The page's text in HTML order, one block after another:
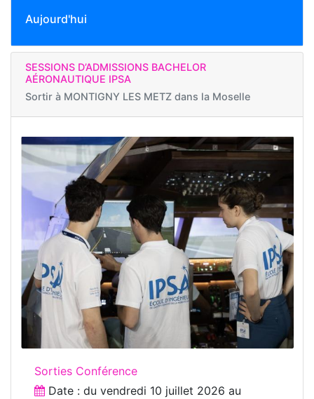
Aujourd'hui
SESSIONS D’ADMISSIONS BACHELOR
AÉRONAUTIQUE IPSA
Sortir à MONTIGNY LES METZ dans la Moselle
Sorties Conférence
Date : du vendredi 10 juillet 2026 au